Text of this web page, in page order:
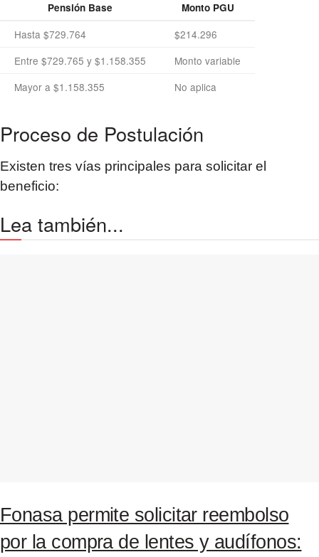
Pensión Base Monto PGU
Hasta $729.764
$214.296
Entre $729.765 y $1.158.355
Monto variable
Mayor a $1.158.355
No aplica
Proceso de Postulación
Existen tres vías principales para solicitar el
beneficio:
Lea también...
Fonasa permite solicitar reembolso
por la compra de lentes y audífonos: